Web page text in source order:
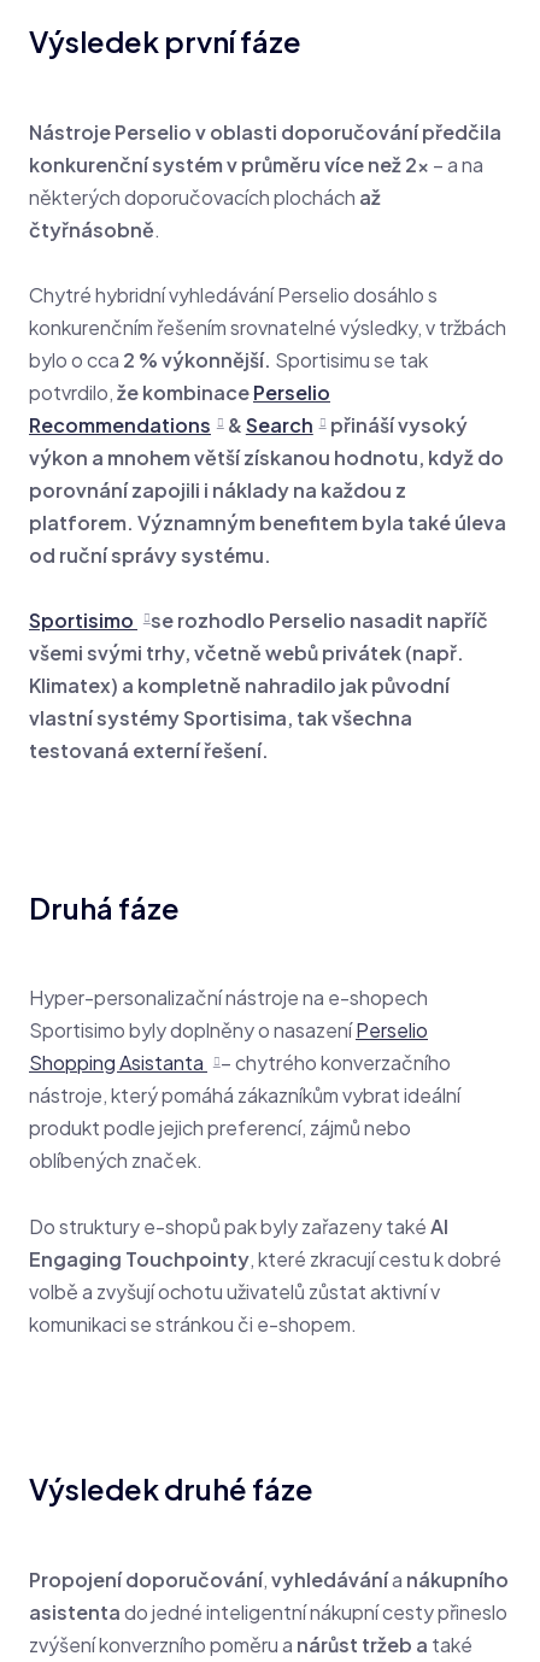
Výsledek první fáze
Nástroje Perselio v oblasti doporučování předčila
konkurenční systém v průměru více než 2x – a na
některých doporučovacích plochách až
čtyřnásobně.
Chytré hybridní vyhledávání Perselio dosáhlo s
konkurenčním řešením srovnatelné výsledky, v tržbách
bylo o cca 2 % výkonnější. Sportisimu se tak
potvrdilo,že kombinacePerselio
Recommendations &Search přináší vysoký
výkon a mnohem větší získanou hodnotu, když do
porovnání zapojili i náklady na každou z
platforem. Významným benefitem byla také úleva
od ruční správy systému.
Sportisimo
se rozhodlo Perselio nasadit napříč
všemi svými trhy, včetně webů privátek (např.
Klimatex) a kompletně nahradilo jak původní
vlastní systémy Sportisima, tak všechna
testovaná externí řešení.
Druhá fáze
Hyper-personalizační nástroje na e-shopech
Sportisimo byly doplněny o nasazeníPerselio
Shopping Asistanta
– chytrého konverzačního
nástroje, který pomáhá zákazníkům vybrat ideální
produkt podle jejich preferencí, zájmů nebo
oblíbených značek.
Do struktury e-shopů pak byly zařazeny takéAI
Engaging Touchpointy, které zkracují cestu k dobré
volbě a zvyšují ochotu uživatelů zůstat aktivní v
komunikaci se stránkou či e-shopem.
Výsledek druhé fáze
Propojení doporučování,vyhledávánía nákupního
asistentado jedné inteligentní nákupní cesty přineslo
zvýšení konverzního poměru a nárůst tržeb a také